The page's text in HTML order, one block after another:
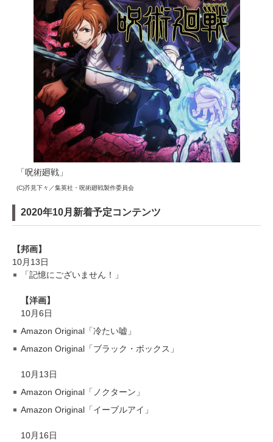
「呪術廻戦」
(C)芥見下々／集英社・呪術廻戦製作委員会
2020年10月新着予定コンテンツ
【邦画】
10月13日
「記憶にございません！」
【洋画】
10月6日
Amazon Original「冷たい嘘」
Amazon Original「ブラック・ボックス」
10月13日
Amazon Original「ノクターン」
Amazon Original「イーブルアイ」
10月16日